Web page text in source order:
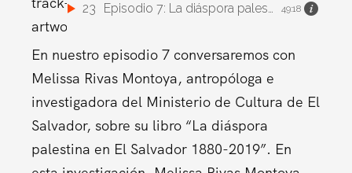
23 Episodio 7: La diáspora palestina en El Salvador. 49:18
En nuestro episodio 7 conversaremos con
Melissa Rivas Montoya, antropóloga e
investigadora del Ministerio de Cultura de El
Salvador, sobre su libro “La diáspora
palestina en El Salvador 1880-2019”. En